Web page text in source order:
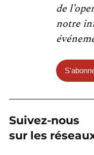
de
notre
Suivez-nous
sur les